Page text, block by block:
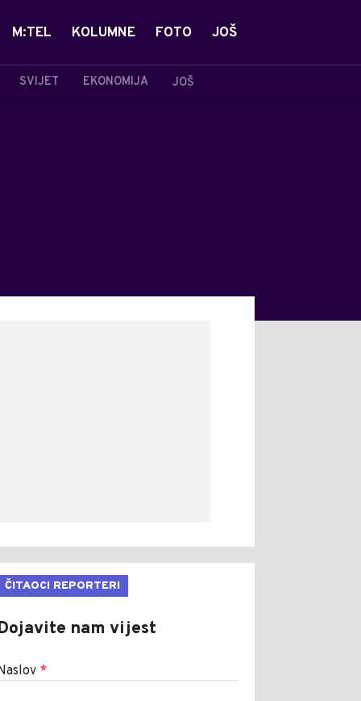
SVIJET EKONOMIJA JOŠ
M:TEL KOLUMNE FOTO JOŠ
ČITAOCI REPORTERI
nam vijest
*